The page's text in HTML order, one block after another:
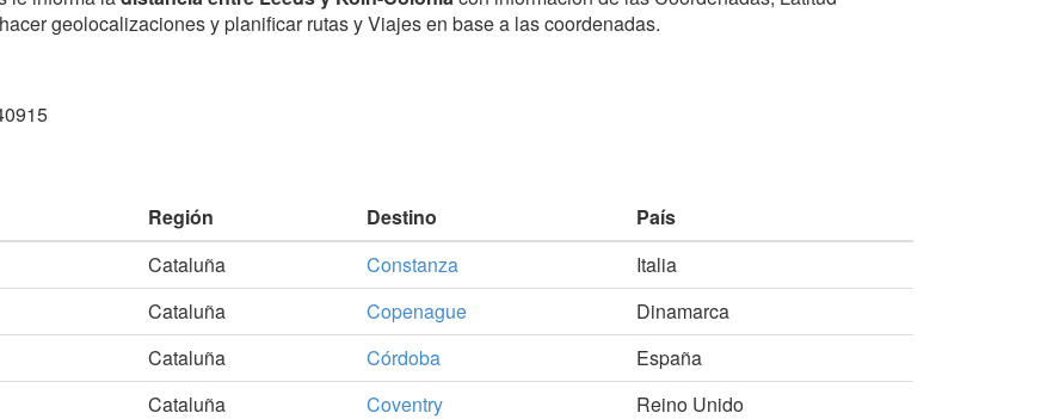
geolocalizaciones y planificar rutas y Viajes en base a las coordenadas.
Región Destino
País
Cataluña Constanza
Italia
Cataluña Copenague
Dinamarca
Cataluña Córdoba
España
Cataluña Coventry
Reino Unido